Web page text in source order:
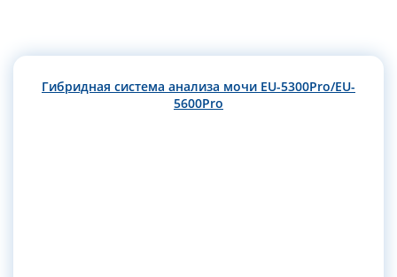
Гибридная система анализа мочи EU-5300Pro/EU-
5600Pro